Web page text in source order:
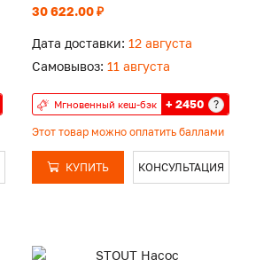
30 622.00 ₽
Дата доставки: 12 августа
Самовывоз: 11 августа
Мгновенный кеш-бэк + 2450 ?
Этот товар можно оплатить баллами
КУПИТЬ КОНСУЛЬТАЦИЯ